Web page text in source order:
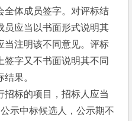
体成员签字。对评标结
员应当以书面形式说明其
当注明该不同意见。评标
字又不书面说明其不同
果。
标的项目，招标人应当
示中标候选人，公示期不